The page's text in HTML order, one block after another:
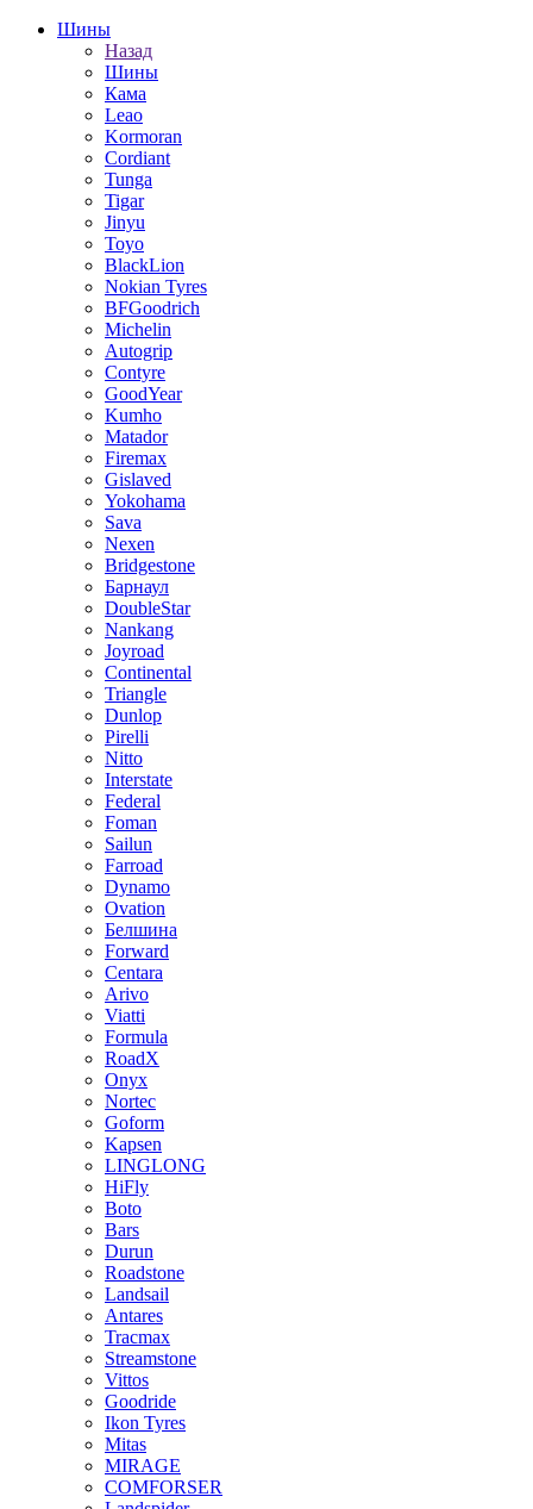
Шины
Назад
Шины
Кама
Leao
Kormoran
Cordiant
Tunga
Tigar
Jinyu
Toyo
BlackLion
Nokian Tyres
BFGoodrich
Michelin
Autogrip
Contyre
GoodYear
Kumho
Matador
Firemax
Gislaved
Yokohama
Sava
Nexen
Bridgestone
Барнаул
DoubleStar
Nankang
Joyroad
Continental
Triangle
Dunlop
Pirelli
Nitto
Interstate
Federal
Foman
Sailun
Farroad
Dynamo
Ovation
Белшина
Forward
Centara
Arivo
Viatti
Formula
RoadX
Onyx
Nortec
Goform
Kapsen
LINGLONG
HiFly
Boto
Bars
Durun
Roadstone
Landsail
Antares
Tracmax
Streamstone
Vittos
Goodride
Ikon Tyres
Mitas
MIRAGE
COMFORSER